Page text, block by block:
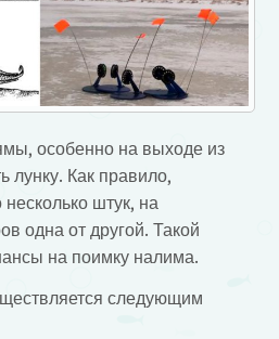
особенно на выходе из
лунку. Как правило,
штук, на
одна от другой. Такой
на поимку налима.
следующим